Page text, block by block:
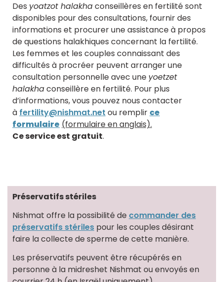
Des yoatzot halakhaconseillères en fertilité sont
disponibles pour des consultations, fournir des
informations et procurer une assistance à propos
de questions halakhiques concernant la fertilité.
Les femmes et les couples connaissant des
difficultés à procréer peuvent arranger une
consultation personnelle avec une yoetzet
halakhaconseillère en fertilité. Pour plus
d’informations, vous pouvez nous contacter
à fertility@nishmat.net ou remplir ce
formulaire (formulaire en anglais).
Ce service est gratuit.
Préservatifs stériles
Nishmat offre la possibilité de commander des
préservatifs stériles pour les couples désirant
faire la collecte de sperme de cette manière.
Les préservatifs peuvent être récupérés en
personne à la midreshet Nishmat ou envoyés en